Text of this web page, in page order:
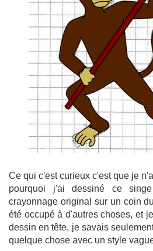
Ce qui c'est curieux c'est que je
pourquoi j'ai dessiné ce
crayonnage original sur un coin
été occupé à d'autres choses, et
dessin en tête, je savais
quelque chose avec un style